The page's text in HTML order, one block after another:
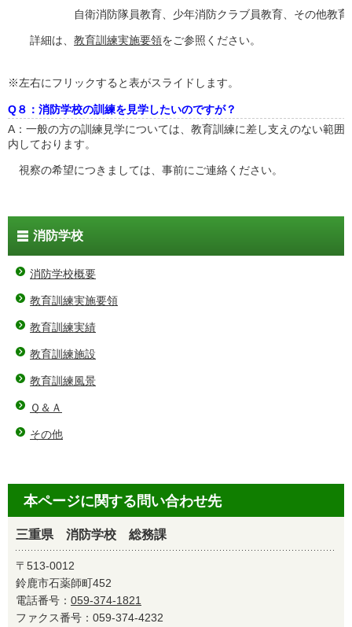
自衛消防隊員教育、少年消防クラブ員教育、その他教育
詳細は、 教育訓練実施要領をご参照ください。
※左右にフリックすると表がスライドします。
Q８：消防学校の訓練を見学したいのですが？
A：一般の方の訓練見学については、教育訓練に差し支えのない範囲
内しております。
視察の希望につきましては、事前にご連絡ください。
消防学校
消防学校概要
教育訓練実施要領
教育訓練実績
教育訓練施設
教育訓練風景
Ｑ＆Ａ
その他
本ページに関する問い合わせ先
三重県 消防学校 総務課
〒513-0012
鈴鹿市石薬師町452
電話番号： 059-374-1821
ファクス番号：059-374-4232